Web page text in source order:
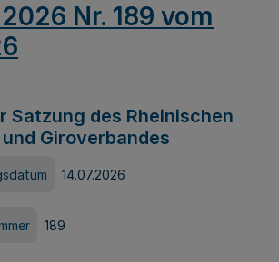
Nr. 189 vom
Satzung des Rheinischen
Giroverbandes
14.07.2026
189